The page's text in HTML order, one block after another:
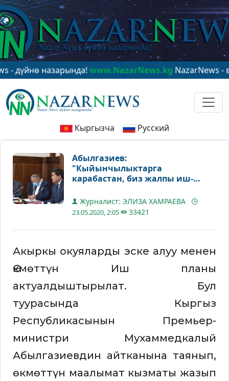
назарында!www.NazarNews.kgNazarNews - в
Кыргызча Русский
Абылгазиев:
"Кыйынчылыктарга
карабастан, биз жалпы иш-
Журналист: ЭЛИЗА ХАМРАЕВА
23.05.2020, 2:05 33421
Акыркы окуяларды эске алуу менен
Өкмөттүн Иш планы
актуалдыштырылат. Бул
туурасында Кыргыз
Республикасынын Премьер-
министри Мухаммедкалый
Абылгазиевдин айтканына таянып,
өкмөттүн маалымат кызматы жазып